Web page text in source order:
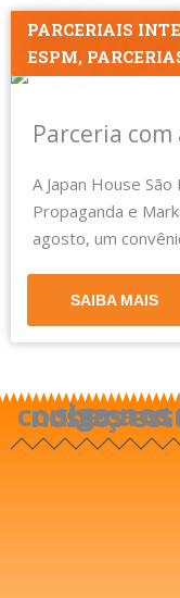
PARCERIAIS
ESPM,
Parceria com
A Japan House
Propaganda e
agosto, um
SAIBA MAIS
siga-nos nas redes sociais e